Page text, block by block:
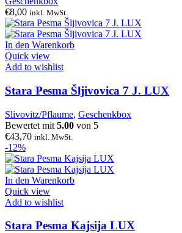
€8,00 inkl. MwSt.
In den Warenkorb
Quick view
Add to wishlist
Stara Pesma Šljivovica 7 J. LUX
Slivovitz/Pflaume, Geschenkbox
Bewertet mit 5.00 von 5
€43,70 inkl. MwSt.
-12%
In den Warenkorb
Quick view
Add to wishlist
Stara Pesma Kajsija LUX